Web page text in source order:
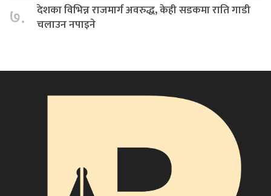
७.
देशका विभिन्न राजमार्ग अवरुद्ध, केही सडकमा राति गाडी
चलाउन नपाइने